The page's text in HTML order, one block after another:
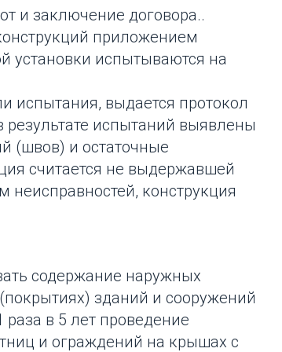
и заключение договора..
приложением
установки испытываются на
испытания, выдается протокол
испытаний выявлены
(швов) и остаточные
считается не выдержавшей
неисправностей, конструкция
содержание наружных
зданий и сооружений
в 5 лет проведение
и ограждений на крышах с